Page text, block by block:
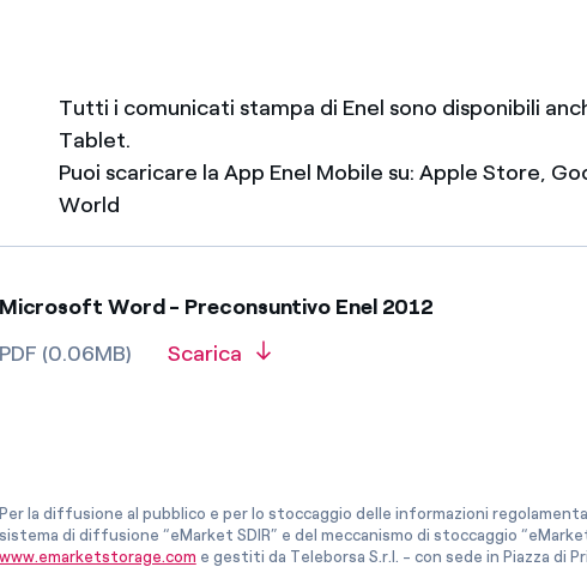
Tutti i comunicati stampa di Enel sono disponibili
Tablet.
Puoi scaricare la App Enel Mobile su: Apple Store,
World
Microsoft Word - Preconsuntivo Enel 2012
PDF (0.06MB)
Scarica
Per la diffusione al pubblico e per lo stoccaggio delle informazioni
sistema di diffusione “eMarket SDIR” e del meccanismo di stoccaggio
www.emarketstorage.com e gestiti da Teleborsa S.r.l. - con sede in Piazza di